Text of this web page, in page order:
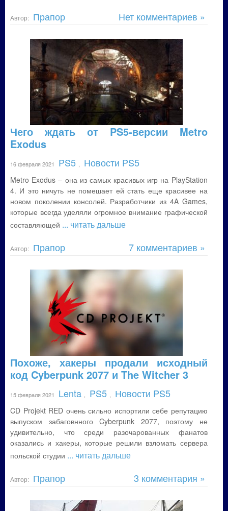
Автор: Прапор Нет комментариев »
Чего ждать от PS5-версии Metro
Exodus
16 февраля 2021 PS5 Новости PS5
Metro Exodus – она из самых красивых игр на PlayStation
4. И это ничуть не помешает ей стать еще красивее на
новом поколении консолей. Разработчики из 4A Games,
которые всегда уделяли огромное внимание графической
составляющей ... читать дальше
Автор: Прапор 7 комментариев »
Похоже, хакеры продали исходный
код Cyberpunk 2077 и The Witcher 3
15 февраля 2021 Lenta PS5 Новости PS5
CD Projekt RED очень сильно испортили себе репутацию
выпуском забаговнного Cyberpunk 2077, поэтому не
удивительно, что среди разочарованных фанатов
оказались и хакеры, которые решили взломать сервера
польской студии ... читать дальше
Автор: Прапор 3 комментария »